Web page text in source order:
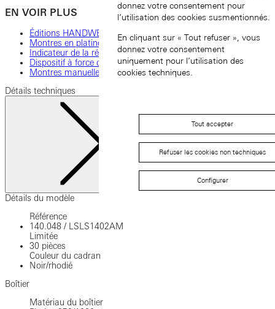
EN VOIR PLUS
Éditions HANDWERKSKUNST
Montres en platine
Indicateur de la réserve de marche
Dispositif à force constante
Montres manuelles
Détails techniques
Fermer
Détails du modèle
Référence
140.048 /
LSLS1402AM
Limitée
30 pièces
Couleur du cadran
Noir/rhodié
Boîtier
Matériau du boîtier
donnez votre consentement pour
l’utilisation des cookies susmentionnés.
En cliquant sur « Tout refuser », vous
donnez votre consentement
uniquement pour l’utilisation des
cookies techniques.
Tout accepter
Refuser les cookies non techniques
Configurer